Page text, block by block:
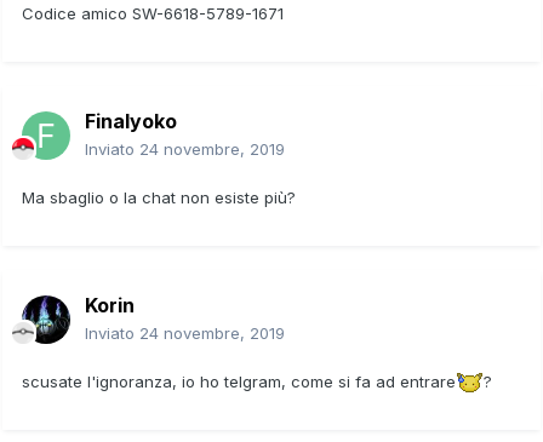
Codice amico SW-6618-5789-1671
Finalyoko
Inviato 24 novembre, 2019
Ma sbaglio o la chat non esiste più?
Korin
Inviato 24 novembre, 2019
scusate l'ignoranza, io ho telgram, come si fa ad entrare ?